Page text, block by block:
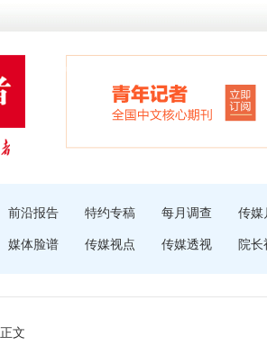
前沿报告 特约专稿 每月调查 传媒
媒体脸谱 传媒视点 传媒透视 院长
文